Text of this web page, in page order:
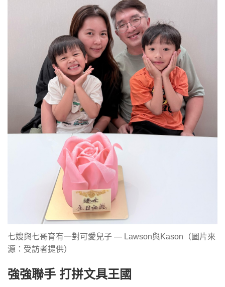
七嫂與七哥育有一對可愛兒子 — Lawson與Kason（圖片來
源：受訪者提供）
強強聯手 打拼文具王國